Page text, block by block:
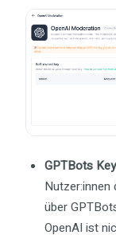
GPTBots Key
über
OpenAI ist